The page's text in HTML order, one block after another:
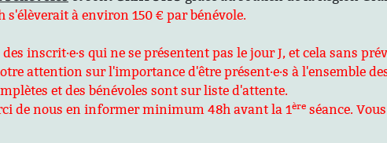
à environ 150 € par bénévole.
inscrit·e·s qui ne se présentent pas le jour J, et cela sans
attention sur l'importance d'être présent·e·s à l'ensemble
et des bénévoles sont sur liste d'attente.
de nous en informer minimum 48h avant la 1ère séance.